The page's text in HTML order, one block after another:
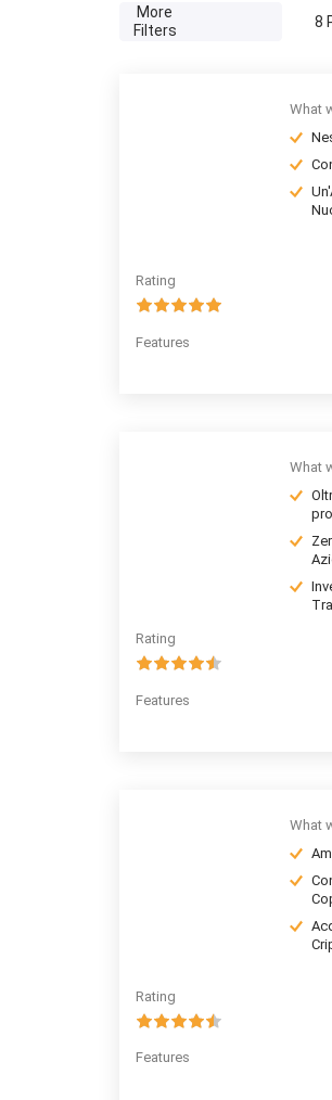
More
Filters
8
Rating
What
Features
Rating
What
Features
Rating
What
Features